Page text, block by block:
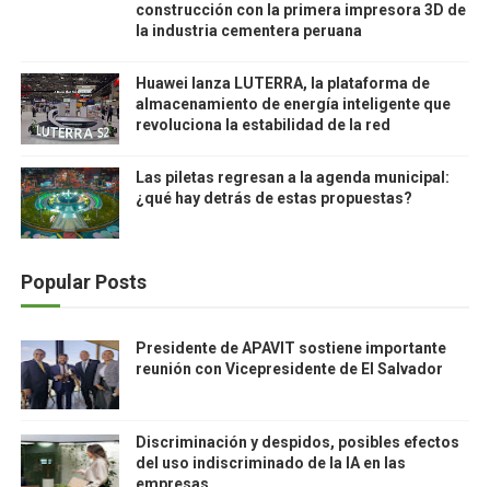
construcción con la primera impresora 3D de
la industria cementera peruana
Huawei lanza LUTERRA, la plataforma de
almacenamiento de energía inteligente que
revoluciona la estabilidad de la red
Las piletas regresan a la agenda municipal:
¿qué hay detrás de estas propuestas?
Popular Posts
Presidente de APAVIT sostiene importante
reunión con Vicepresidente de El Salvador
Discriminación y despidos, posibles efectos
del uso indiscriminado de la IA en las